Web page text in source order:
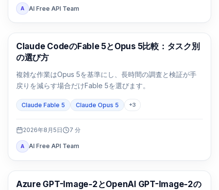
A AI Free API Team
Claude Code
Claude CodeのFable 5とOpus 5比較：タスク別
の選び方
複雑な作業はOpus 5を基準にし、長時間の調査と検証が手
戻りを減らす場合だけFable 5を選びます。
Claude Fable 5 Claude Opus 5 +3
2026年8月5日 7 分
A AI Free API Team
AI画像生成
Azure GPT-Image-2とOpenAI GPT-Image-2の